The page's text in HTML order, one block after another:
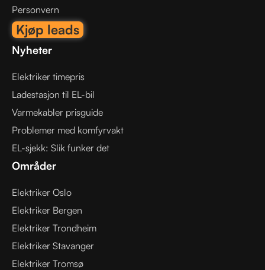
Personvern
Kjøp leads
Nyheter
Elektriker timepris
Ladestasjon til EL-bil
Varmekabler prisguide
Problemer med komfyrvakt
EL-sjekk: Slik funker det
Områder
Elektriker Oslo
Elektriker Bergen
Elektriker Trondheim
Elektriker Stavanger
Elektriker Tromsø